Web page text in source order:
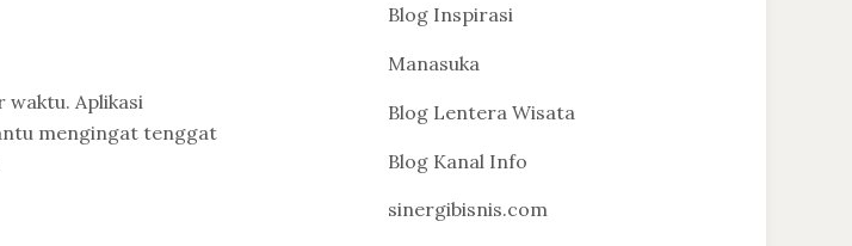
Aplikasi
mengingat tenggat
Blog Inspirasi
Manasuka
Blog Lentera Wisata
Blog Kanal Info
sinergibisnis.com